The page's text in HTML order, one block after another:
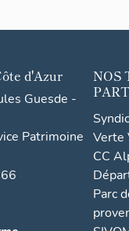
d'Azur
Guesde -
Patrimoine
NOS
Verte
CC
Parc